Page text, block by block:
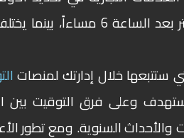
أفضل أوقات التغريد على
ستتبعها خلال إدارتك لمنصات
وعلى فرق التوقيت
والأحداث السنوية. ومع تطور